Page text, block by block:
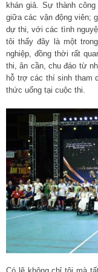
khán giả. Sự thành
giữa các vận động viên;
dự thi, với các tình
tôi thấy đây là một
nghiệp, đồng thời rất
thi, ân cần, chu đáo từ
hỗ trợ các thí sinh tham
thức uống tại cuộc thi.